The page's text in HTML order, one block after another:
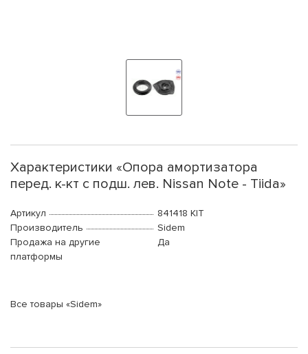
Характеристики «Опора амортизатора
перед. к-кт с подш. лев. Nissan Note - Tiida»
Артикул
841418 KIT
Производитель
Sidem
Продажа на другие
платформы
Да
Все товары «Sidem»